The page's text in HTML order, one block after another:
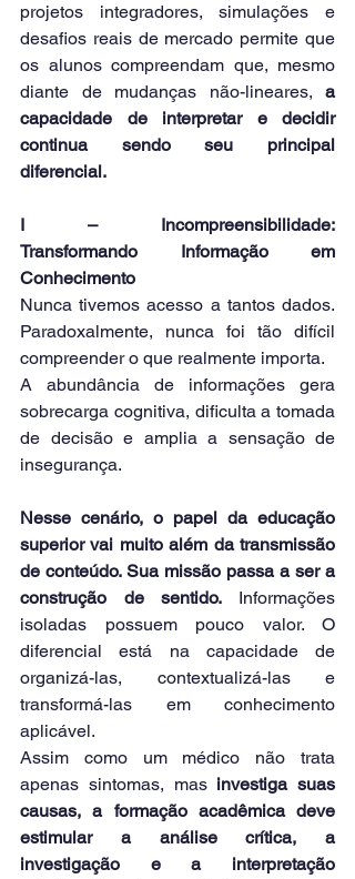
projetos integradores, simulações e
desafios reais de mercado permite que
os alunos compreendam que, mesmo
diante de mudanças não-lineares, a
capacidade de interpretar e decidir
continua sendo seu principal
diferencial.
I – Incompreensibilidade:
Transformando Informação em
Conhecimento
Nunca tivemos acesso a tantos dados.
Paradoxalmente, nunca foi tão difícil
compreender o que realmente importa.
A abundância de informações gera
sobrecarga cognitiva, dificulta a tomada
de decisão e amplia a sensação de
insegurança.
Nesse cenário, o papel da educação
superior vai muito além da transmissão
de conteúdo. Sua missão passa a ser a
construção de sentido. Informações
isoladas possuem pouco valor. O
diferencial está na capacidade de
organizá-las, contextualizá-las e
transformá-las em conhecimento
aplicável.
Assim como um médico não trata
apenas sintomas, mas investiga suas
causas, a formação acadêmica deve
estimular a análise crítica, a
investigação e a interpretação